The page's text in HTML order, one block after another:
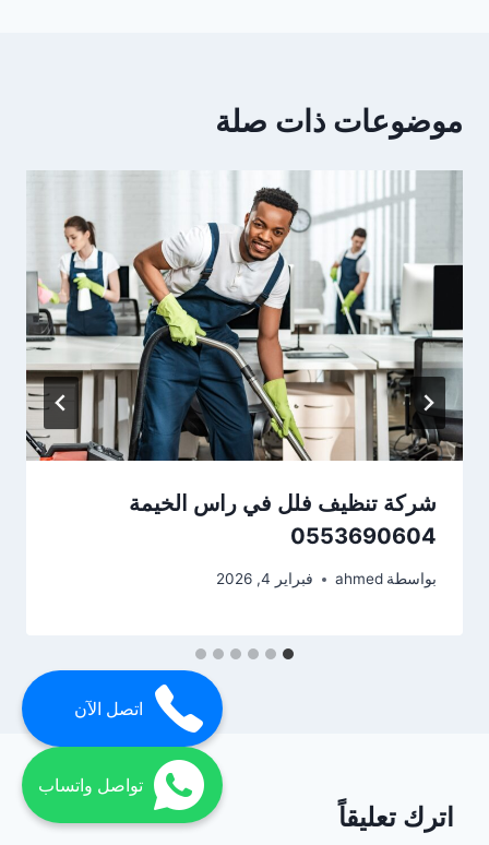
موضوعات ذات صلة
شركة تنظيف فلل في راس الخيمة
0553690604
بواسطة ahmed فبراير 4, 2026
اترك تعليقاً
اتصل الآن
تواصل واتساب